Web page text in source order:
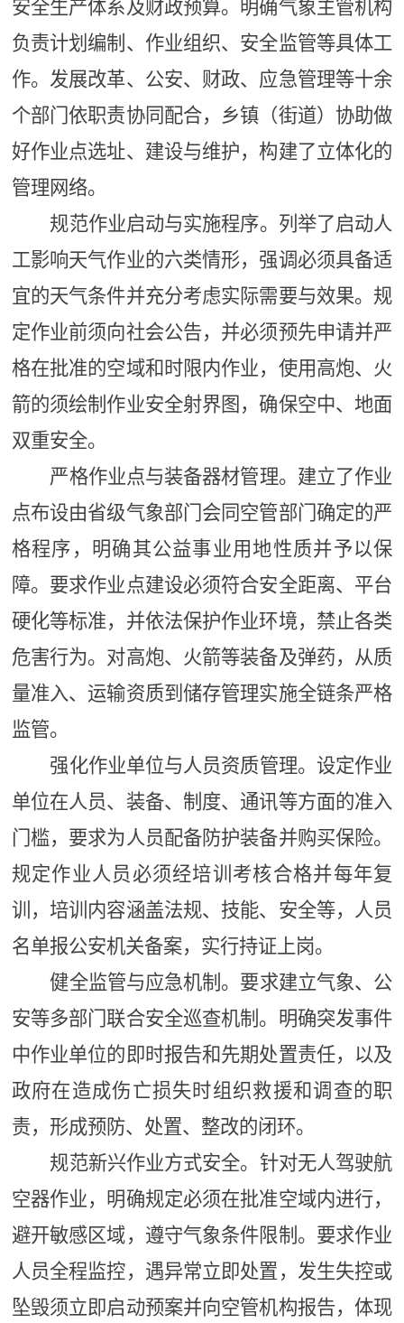
安全生产体系及财政预算。明确气象主管机构
负责计划编制、作业组织、安全监管等具体工
作。发展改革、公安、财政、应急管理等十余
个部门依职责协同配合，乡镇（街道）协助做
好作业点选址、建设与维护，构建了立体化的
管理网络。
规范作业启动与实施程序。列举了启动人
工影响天气作业的六类情形，强调必须具备适
宜的天气条件并充分考虑实际需要与效果。规
定作业前须向社会公告，并必须预先申请并严
格在批准的空域和时限内作业，使用高炮、火
箭的须绘制作业安全射界图，确保空中、地面
双重安全。
严格作业点与装备器材管理。建立了作业
点布设由省级气象部门会同空管部门确定的严
格程序，明确其公益事业用地性质并予以保
障。要求作业点建设必须符合安全距离、平台
硬化等标准，并依法保护作业环境，禁止各类
危害行为。对高炮、火箭等装备及弹药，从质
量准入、运输资质到储存管理实施全链条严格
监管。
强化作业单位与人员资质管理。设定作业
单位在人员、装备、制度、通讯等方面的准入
门槛，要求为人员配备防护装备并购买保险。
规定作业人员必须经培训考核合格并每年复
训，培训内容涵盖法规、技能、安全等，人员
名单报公安机关备案，实行持证上岗。
健全监管与应急机制。要求建立气象、公
安等多部门联合安全巡查机制。明确突发事件
中作业单位的即时报告和先期处置责任，以及
政府在造成伤亡损失时组织救援和调查的职
责，形成预防、处置、整改的闭环。
规范新兴作业方式安全。针对无人驾驶航
空器作业，明确规定必须在批准空域内进行，
避开敏感区域，遵守气象条件限制。要求作业
人员全程监控，遇异常立即处置，发生失控或
坠毁须立即启动预案并向空管机构报告，体现